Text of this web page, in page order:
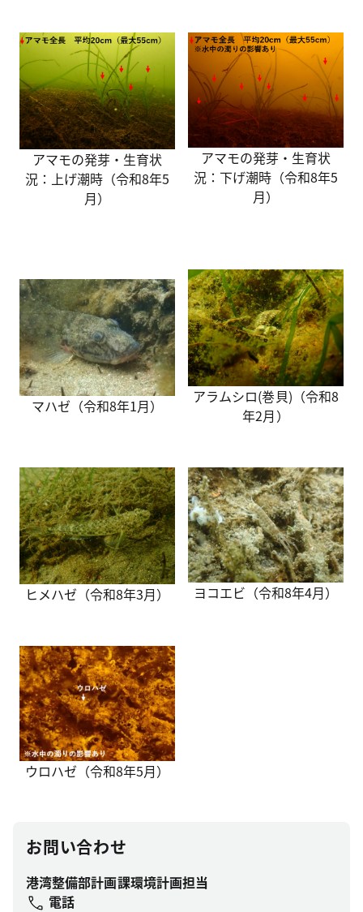
アマモの発芽・生育状
況：上げ潮時（令和8年5
月）
アマモの発芽・生育状
況：下げ潮時（令和8年5
月）
マハゼ（令和8年1月）
アラムシロ(巻貝)（令和8
年2月）
ヒメハゼ（令和8年3月） ヨコエビ（令和8年4月）
ウロハゼ（令和8年5月）
お問い合わせ
港湾整備部計画課環境計画担当
電話